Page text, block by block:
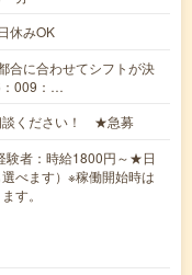
休みOK
に合わせてシフトが決
：009：…
談ください！ ★急募
者：時給1800円～★日
べます）※稼働開始時は
す。